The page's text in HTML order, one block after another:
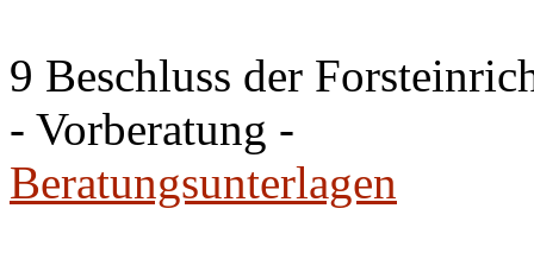
9 Beschluss der
- Vorberatung -
Beratungsunterlagen